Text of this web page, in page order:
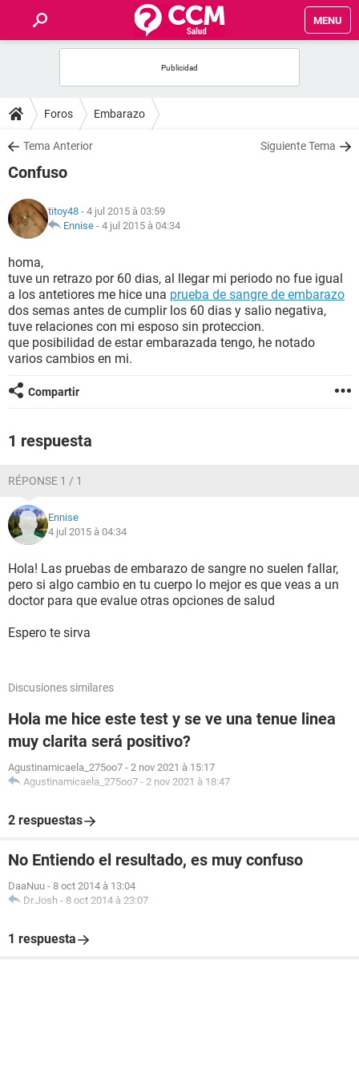
MENU
FORUMS
SALUD
NUTRICIÓN
BIENESTAR
SEXUALIDAD
GLOSARIO
Foros Embarazo
Tema Anterior Siguiente Tema
Confuso
titoy48 - 4 jul 2015 à 03:59
Ennise - 4 jul 2015 à 04:34
homa,
tuve un retrazo por 60 dias, al llegar mi periodo no fue igual
a los antetiores me hice una prueba de sangre de embarazo
dos semas antes de cumplir los 60 dias y salio negativa,
tuve relaciones con mi esposo sin proteccion.
que posibilidad de estar embarazada tengo, he notado
varios cambios en mi.
Compartir
1 respuesta
RÉPONSE 1 / 1
Ennise
4 jul 2015 à 04:34
Hola! Las pruebas de embarazo de sangre no suelen fallar,
pero si algo cambio en tu cuerpo lo mejor es que veas a un
doctor para que evalue otras opciones de salud
Espero te sirva
Discusiones similares
Hola me hice este test y se ve una tenue linea
muy clarita será positivo?
Agustinamicaela_275oo7 - 2 nov 2021 à 15:17
Agustinamicaela_275oo7 - 2 nov 2021 à 18:47
2 respuestas
No Entiendo el resultado, es muy confuso
DaaNuu - 8 oct 2014 à 13:04
Dr.Josh - 8 oct 2014 à 23:07
1 respuesta